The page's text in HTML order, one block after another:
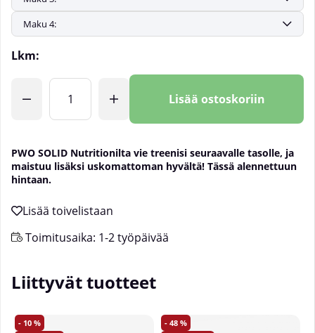
Lkm:
Lisää ostoskoriin
PWO SOLID Nutritionilta vie treenisi seuraavalle tasolle, ja
maistuu lisäksi uskomattoman hyvältä! Tässä alennettuun
hintaan.
Toimitusaika: 1-2 työpäivää
Liittyvät tuotteet
10
48